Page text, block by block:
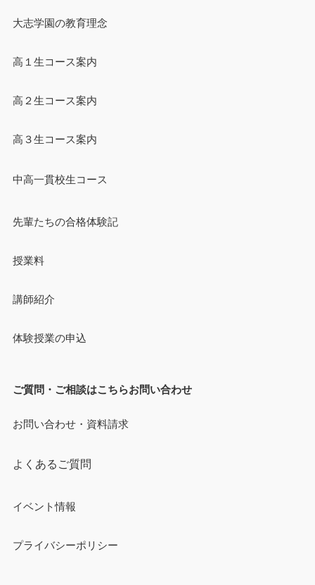
大志学園の教育理念
高１生コース案内
高２生コース案内
高３生コース案内
中高一貫校生コース
先輩たちの合格体験記
授業料
講師紹介
体験授業の申込
ご質問・ご相談はこちらお問い合わせ
お問い合わせ・資料請求
よくあるご質問
イベント情報
プライバシーポリシー